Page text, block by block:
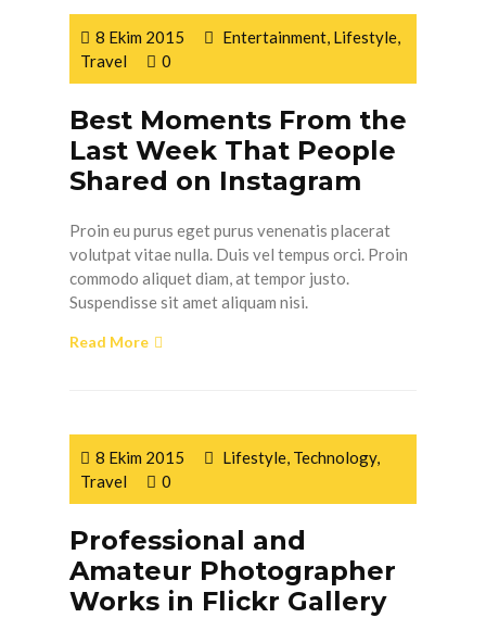
8 Ekim 2015 Entertainment, Lifestyle,
Travel
0
Best Moments From the
Last Week That People
Shared on Instagram
Proin eu purus eget purus venenatis placerat
volutpat vitae nulla. Duis vel tempus orci. Proin
commodo aliquet diam, at tempor justo.
Suspendisse sit amet aliquam nisi.
Read More
8 Ekim 2015 Lifestyle, Technology,
Travel
0
Professional and
Amateur Photographer
Works in Flickr Gallery